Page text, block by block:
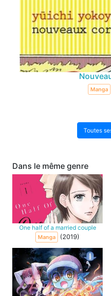
Manga
Toutes
Dans le même genre
One half of a married couple
Manga (2019)